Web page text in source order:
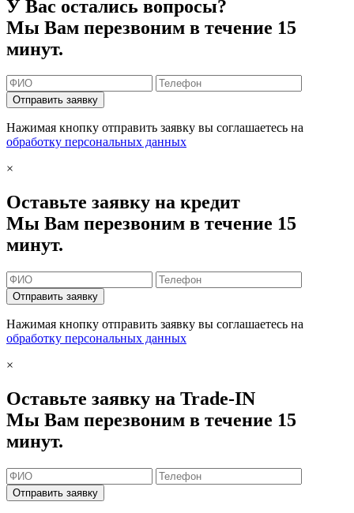
У Вас остались вопросы?
Мы Вам перезвоним в течение 15
минут.
Отправить заявку
Нажимая кнопку отправить заявку вы соглашаетесь на
обработку персональных данных
×
Оставьте заявку на кредит
Мы Вам перезвоним в течение 15
минут.
Отправить заявку
Нажимая кнопку отправить заявку вы соглашаетесь на
обработку персональных данных
×
Оставьте заявку на Trade-IN
Мы Вам перезвоним в течение 15
минут.
Отправить заявку